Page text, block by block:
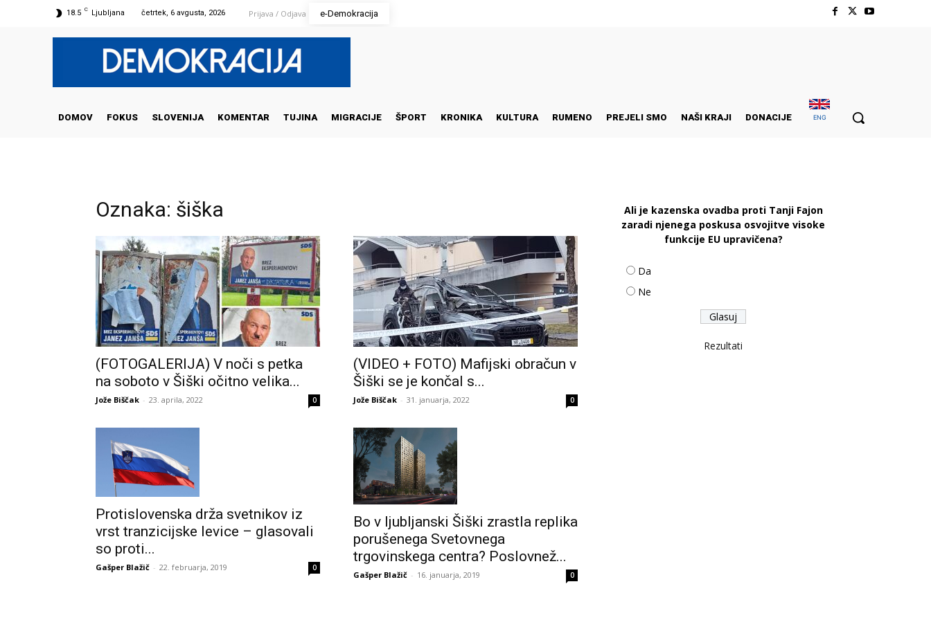
18.5 C Ljubljana četrtek, 6 avgusta, 2026 Prijava / Odjava e-Demokracija
DOMOV FOKUS SLOVENIJA KOMENTAR TUJINA MIGRACIJE ŠPORT KRONIKA KULTURA RUMENO PREJELI SMO NAŠI KRAJI DONACIJE ENG
Oznaka: šiška
(FOTOGALERIJA) V noči s petka
na soboto v Šiški očitno velika...
Jože Biščak - 23. aprila, 2022 0
(VIDEO + FOTO) Mafijski obračun v
Šiški se je končal s...
Jože Biščak - 31. januarja, 2022 0
Protislovenska drža svetnikov iz
vrst tranzicijske levice – glasovali
so proti...
Gašper Blažič - 22. februarja, 2019 0
Bo v ljubljanski Šiški zrastla replika
porušenega Svetovnega
trgovinskega centra? Poslovnež...
Gašper Blažič - 16. januarja, 2019 0
Ali je kazenska ovadba proti Tanji Fajon
zaradi njenega poskusa osvojitve visoke
funkcije EU upravičena?
Da
Ne
Rezultati